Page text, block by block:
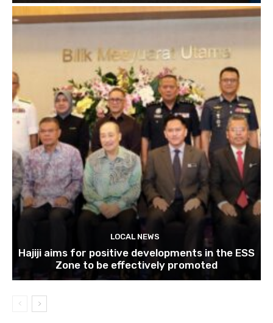
LOCAL NEWS
Hajiji aims for positive developments in the ESS
Zone to be effectively promoted